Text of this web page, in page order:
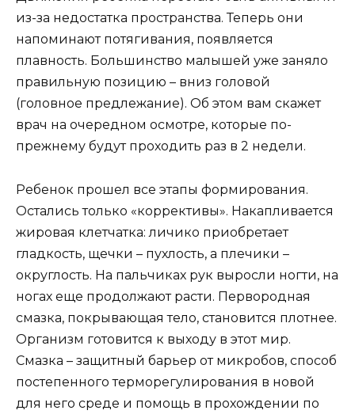
из-за недостатка пространства. Теперь они
напоминают потягивания, появляется
плавность. Большинство малышей уже заняло
правильную позицию – вниз головой
(головное предлежание). Об этом вам скажет
врач на очередном осмотре, которые по-
прежнему будут проходить раз в 2 недели.
Ребенок прошел все этапы формирования.
Остались только «коррективы». Накапливается
жировая клетчатка: личико приобретает
гладкость, щечки – пухлость, а плечики –
округлость. На пальчиках рук выросли ногти, на
ногах еще продолжают расти. Первородная
смазка, покрывающая тело, становится плотнее.
Организм готовится к выходу в этот мир.
Смазка – защитный барьер от микробов, способ
постепенного терморегулирования в новой
для него среде и помощь в прохождении по